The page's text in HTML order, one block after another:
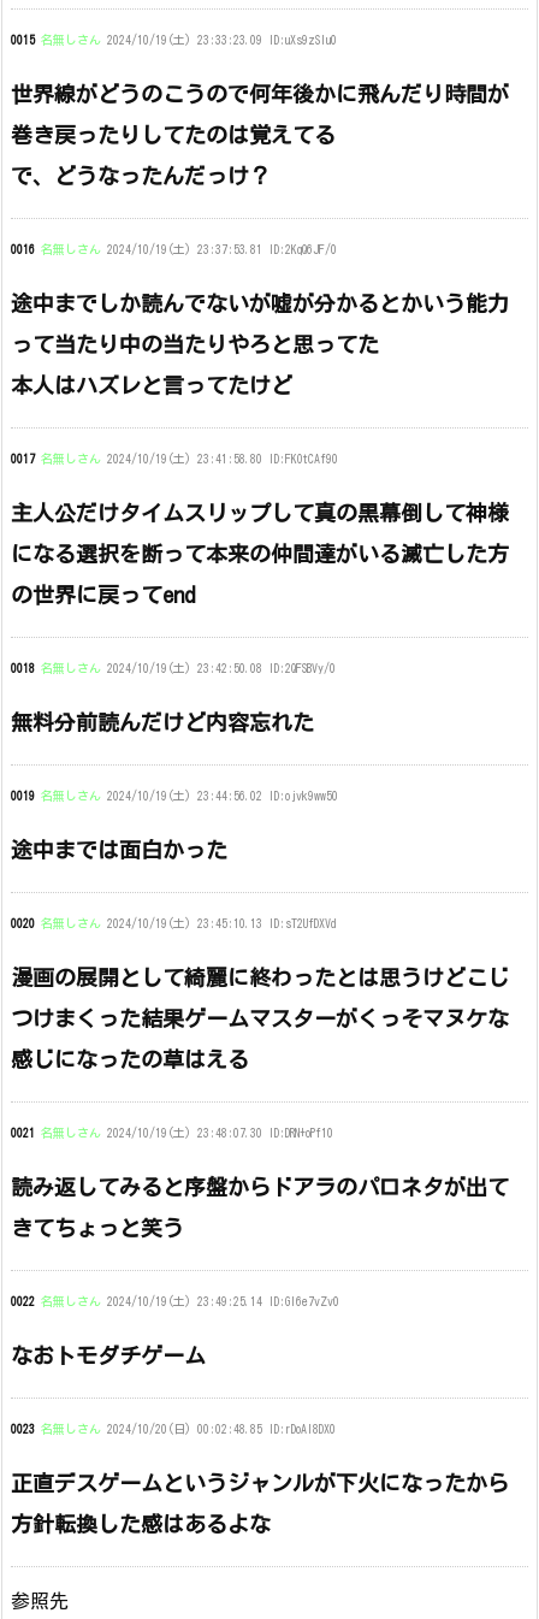
0015 名無しさん 2024/10/19(土) 23:33:23.09 ID:uXs9zSIu0
世界線がどうのこうので何年後かに飛んだり時間が
巻き戻ったりしてたのは覚えてる
で、どうなったんだっけ？
0016 名無しさん 2024/10/19(土) 23:37:53.81 ID:2KqQ6JF/0
途中までしか読んでないが嘘が分かるとかいう能力
って当たり中の当たりやろと思ってた
本人はハズレと言ってたけど
0017 名無しさん 2024/10/19(土) 23:41:58.80 ID:FKOtCAf90
主人公だけタイムスリップして真の黒幕倒して神様
になる選択を断って本来の仲間達がいる滅亡した方
の世界に戻ってend
0018 名無しさん 2024/10/19(土) 23:42:50.08 ID:2QFSBVy/0
無料分前読んだけど内容忘れた
0019 名無しさん 2024/10/19(土) 23:44:56.02 ID:ojvk9ww50
途中までは面白かった
0020 名無しさん 2024/10/19(土) 23:45:10.13 ID:sT2UfDXVd
漫画の展開として綺麗に終わったとは思うけどこじ
つけまくった結果ゲームマスターがくっそマヌケな
感じになったの草はえる
0021 名無しさん 2024/10/19(土) 23:48:07.30 ID:DRN+oPf10
読み返してみると序盤からドアラのパロネタが出て
きてちょっと笑う
0022 名無しさん 2024/10/19(土) 23:49:25.14 ID:Gl6e7vZv0
なおトモダチゲーム
0023 名無しさん 2024/10/20(日) 00:02:48.85 ID:rDoAl8DX0
正直デスゲームというジャンルが下火になったから
方針転換した感はあるよな
参照先